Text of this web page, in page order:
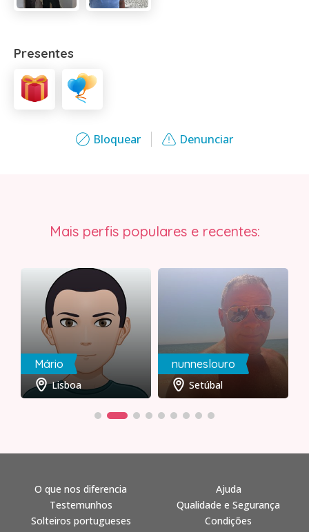
Bloquear Denunciar
Presentes
Mais perfis populares e recentes:
Mário
Lisboa
nunneslouro
Setúbal
O que nos diferencia
Testemunhos
Solteiros portugueses
Ajuda
Qualidade e Segurança
Condições